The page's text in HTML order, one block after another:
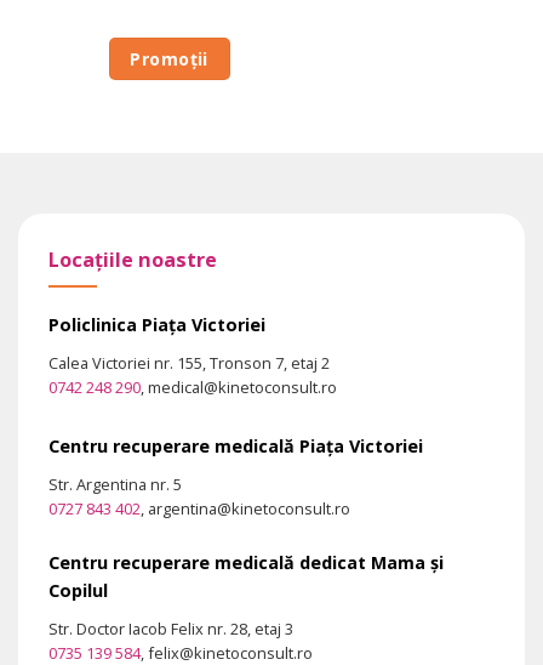
Promoții
Locațiile noastre
Policlinica Piața Victoriei
Calea Victoriei nr. 155, Tronson 7, etaj 2
0742 248 290, medical@kinetoconsult.ro
Centru recuperare medicală Piața Victoriei
Str. Argentina nr. 5
0727 843 402, argentina@kinetoconsult.ro
Centru recuperare medicală dedicat Mama și
Copilul
Str. Doctor Iacob Felix nr. 28, etaj 3
0735 139 584, felix@kinetoconsult.ro